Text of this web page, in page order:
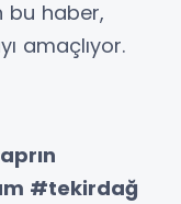
bu haber,
amaçlıyor.
#tekirdağ